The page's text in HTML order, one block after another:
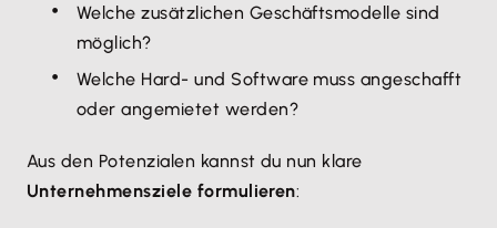
Welche zusätzlichen Geschäftsmodelle sind
möglich?
Welche Hard- und Software muss angeschafft
oder angemietet werden?
Aus den Potenzialen kannst du nun klare
Unternehmensziele formulieren: